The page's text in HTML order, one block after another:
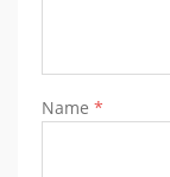
Name *